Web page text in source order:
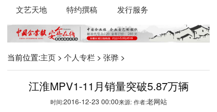
文艺天地
特约撰稿 发行服务
当前位置:主页 > 个人专栏 > 张骅 >
江淮MPV1-11月销量突破5.87万辆
时间:2016-12-23 00:00来源: 作者:老网站